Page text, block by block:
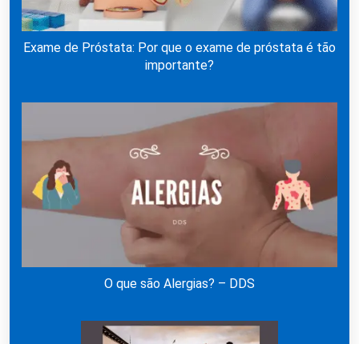
Exame de Próstata: Por que o exame de próstata é tão
importante?
O que são Alergias? – DDS